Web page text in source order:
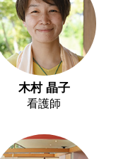
木村 晶子
看護師